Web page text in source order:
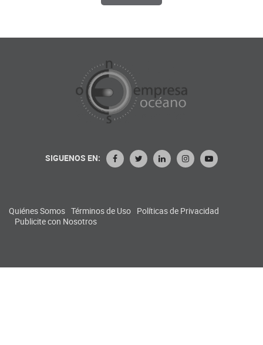
SIGUENOS EN:
Quiénes Somos Términos de Uso Políticas de Privacidad
Publicite con Nosotros